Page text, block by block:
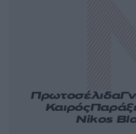
Πρωτοσέλιδα
Καιρός
Nikos